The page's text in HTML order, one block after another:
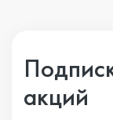
акций